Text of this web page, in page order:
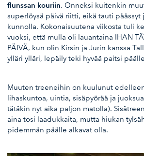
flunssan kouriin. Onneksi kuitenkin
superlöysä päivä riitti, eikä tauti päässyt
kunnolla. Kokonaisuutena viikosta tuli
vuoksi, että mulla oli lauantaina IHAN
PÄIVÄ, kun olin Kirsin ja Jurin kanssa
ylläri ylläri, lepäily teki hyvää paitsi
Muuten treeneihin on kuulunut
lihaskuntoa, uintia, sisäpyörää ja
tätäkin nyt aika paljon matolla).
aina tosi laadukkaita, mutta hiukan
pidemmän päälle alkavat olla.